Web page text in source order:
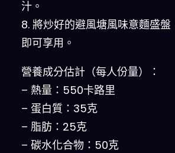
汁。
8. 將炒好的避風塘風味意麵盛盤
即可享用。
營養成分估計（每人份量）：
– 熱量：550卡路里
– 蛋白質：35克
– 脂肪：25克
– 碳水化合物：50克